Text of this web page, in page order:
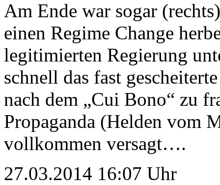
Am Ende war sogar
einen Regime Change
legitimierten Regierung
schnell das fast
nach dem „Cui Bono“ zu
Propaganda (Helden vom
vollkommen versagt….
27.03.2014 16:07 Uhr